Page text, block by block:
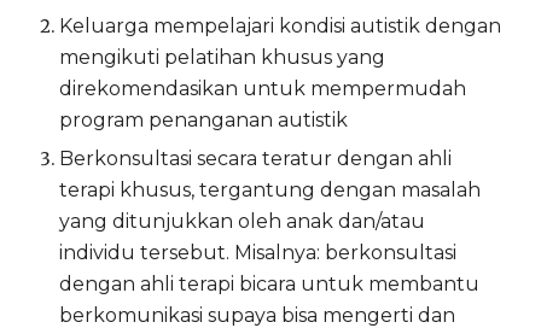
Keluarga mempelajari kondisi autistik dengan
mengikuti pelatihan khusus yang
direkomendasikan untuk mempermudah
program penanganan autistik
Berkonsultasi secara teratur dengan ahli
terapi khusus, tergantung dengan masalah
yang ditunjukkan oleh anak dan/atau
individu tersebut. Misalnya: berkonsultasi
dengan ahli terapi bicara untuk membantu
berkomunikasi supaya bisa mengerti dan